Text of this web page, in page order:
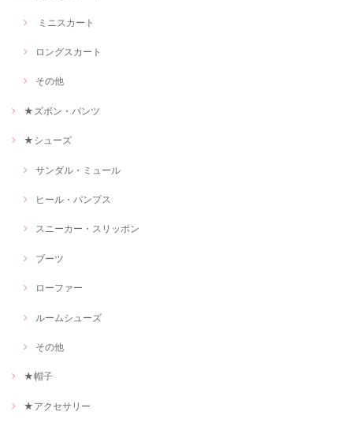
ミニスカート
ロングスカート
その他
★ズボン・パンツ
★シューズ
サンダル・ミュール
ヒール・パンプス
スニーカー・スリッポン
ブーツ
ローファー
ルームシューズ
その他
★帽子
★アクセサリー